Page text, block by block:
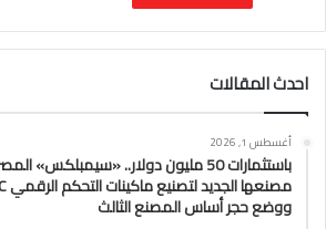
احدث المقالات
أغسطس 1, 2026
باستثمارات 50 مليون دولار.. «سيمبلكس»
ووضع حجر أساس المصنع الثالث